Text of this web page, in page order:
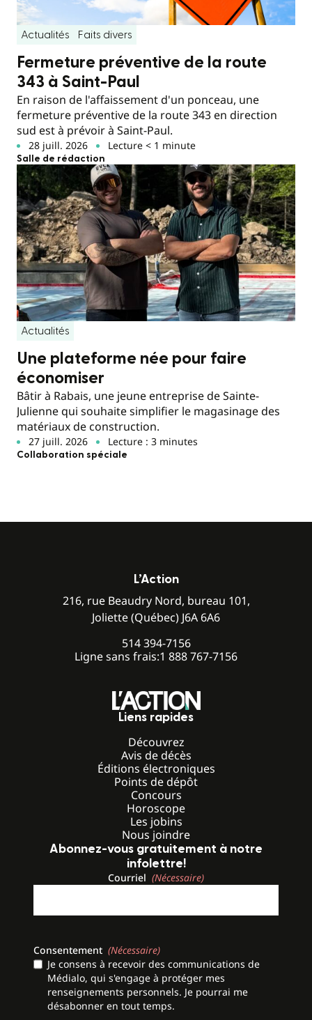
Actualités Faits divers
Fermeture préventive de la route
343 à Saint-Paul
En raison de l'affaissement d'un ponceau, une
fermeture préventive de la route 343 en direction
sud est à prévoir à Saint-Paul.
28 juill. 2026 Lecture < 1 minute
Salle de rédaction
Actualités
Une plateforme née pour faire
économiser
Bâtir à Rabais, une jeune entreprise de Sainte-
Julienne qui souhaite simplifier le magasinage des
matériaux de construction.
27 juill. 2026 Lecture : 3 minutes
Collaboration spéciale
L’Action
216, rue Beaudry Nord, bureau 101,
Joliette (Québec) J6A 6A6
514 394-7156
Ligne sans frais:1 888 767-7156
Liens rapides
Découvrez
Avis de décès
Éditions électroniques
Points de dépôt
Concours
Horoscope
Les jobins
Nous joindre
Abonnez-vous gratuitement à notre
infolettre!
Courriel (Nécessaire)
Consentement (Nécessaire)
Je consens à recevoir des communications de
Médialo, qui s'engage à protéger mes
renseignements personnels. Je pourrai me
désabonner en tout temps.